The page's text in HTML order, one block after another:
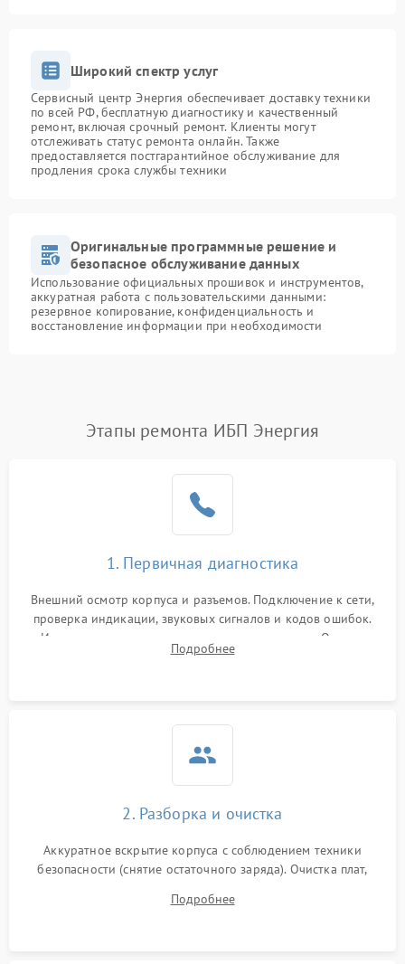
Широкий спектр услуг
Сервисный центр Энергия обеспечивает доставку техники
по всей РФ, бесплатную диагностику и качественный
ремонт, включая срочный ремонт. Клиенты могут
отслеживать статус ремонта онлайн. Также
предоставляется постгарантийное обслуживание для
продления срока службы техники
Оригинальные программные решение и
безопасное обслуживание данных
Использование официальных прошивок и инструментов,
аккуратная работа с пользовательскими данными:
резервное копирование, конфиденциальность и
восстановление информации при необходимости
Этапы ремонта ИБП Энергия
1. Первичная диагностика
Внешний осмотр корпуса и разъемов. Подключение к сети,
проверка индикации, звуковых сигналов и кодов ошибок.
Измерение входного и выходного напряжения. Оценка
реакции ИБП на отключение основного питания без
Подробнее
2. Разборка и очистка
Аккуратное вскрытие корпуса с соблюдением техники
безопасности (снятие остаточного заряда). Очистка плат,
и кистей для предотвращения перегрева и замыканий.
Подробнее